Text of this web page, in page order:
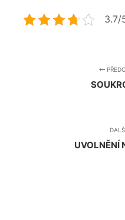
3.7/
UVOLNĚNÍ